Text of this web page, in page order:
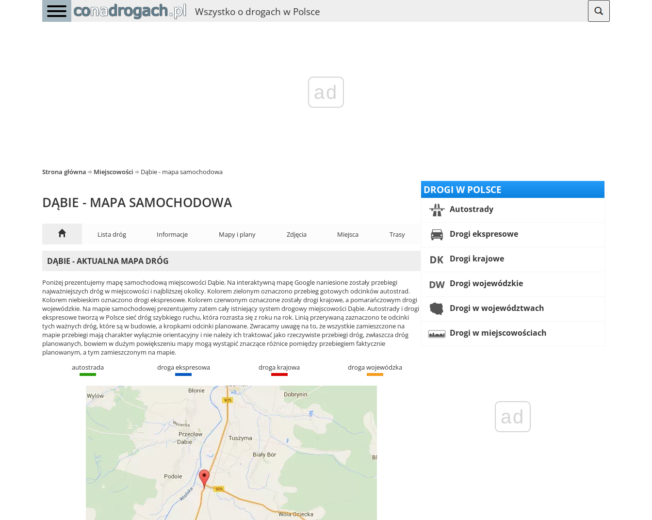
Wszystko o drogach w Polsce
ad
Strona główna Miejscowości Dąbie - mapa samochodowa
DĄBIE - MAPA SAMOCHODOWA
Lista dróg Informacje Mapy i plany Zdjęcia Miejsca Trasy
DĄBIE - AKTUALNA MAPA DRÓG
Poniżej prezentujemy mapę samochodową miejscowości Dąbie. Na interaktywną mapę Google naniesione zostały przebiegi
najważniejszych dróg w miejscowości i najbliższej okolicy. Kolorem zielonym oznaczono przebieg gotowych odcinków autostrad.
Kolorem niebieskim oznaczono drogi ekspresowe. Kolorem czerwonym oznaczone zostały drogi krajowe, a pomarańczowym drogi
wojewódzkie. Na mapie samochodowej prezentujemy zatem cały istniejący system drogowy miejscowości Dąbie. Autostrady i drogi
ekspresowe tworzą w Polsce sieć dróg szybkiego ruchu, która rozrasta się z roku na rok. Linią przerywaną zaznaczono te odcinki
tych ważnych dróg, które są w budowie, a kropkami odcinki planowane. Zwracamy uwagę na to, że wszystkie zamieszczone na
mapie przebiegi mają charakter wyłącznie orientacyjny i nie należy ich traktować jako rzeczywiste przebiegi dróg, zwłaszcza dróg
planowanych, bowiem w dużym powiększeniu mapy mogą wystąpić znaczące różnice pomiędzy przebiegiem faktycznie
planowanym, a tym zamieszczonym na mapie.
autostrada
droga ekspresowa droga krajowa droga wojewódzka
DROGI W POLSCE
Autostrady
Drogi ekspresowe
Drogi krajowe
Drogi wojewódzkie
Drogi w województwach
Drogi w miejscowościach
ad